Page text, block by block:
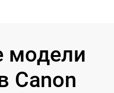
модели
Canon